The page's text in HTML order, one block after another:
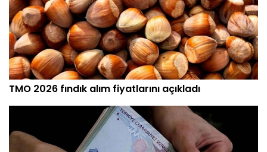
TMO 2026 fındık alım fiyatlarını açıkladı